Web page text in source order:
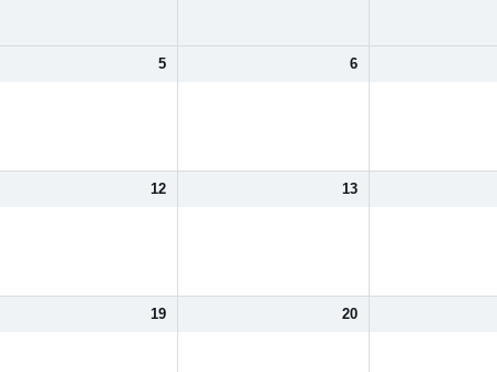
5 6
12 13
19 20